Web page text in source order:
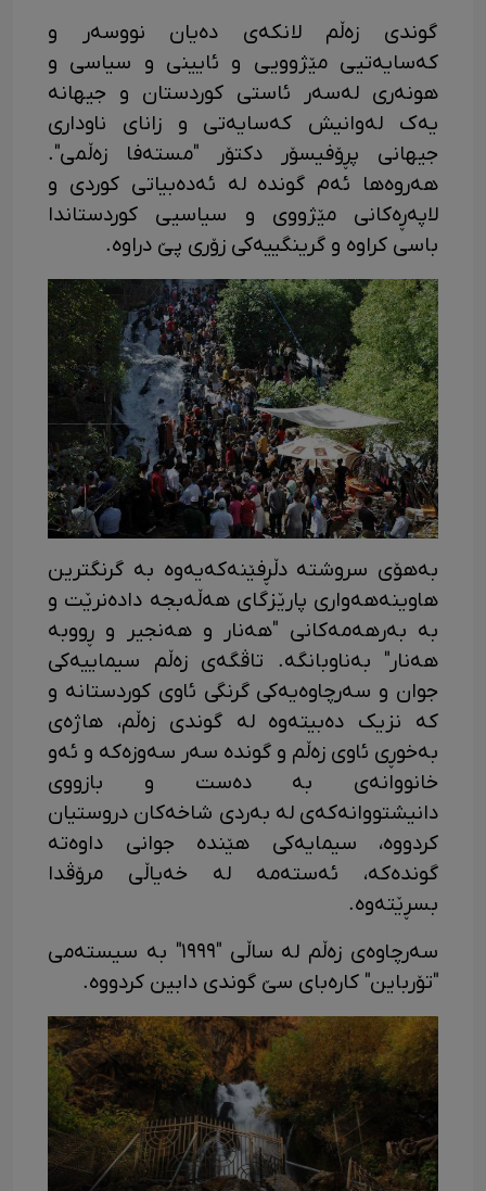
گوندی زەڵم لانکەی دەیان نووسەر و
کەسایەتیی مێژوویی و ئایینی و سیاسی و
هونەری لەسەر ئاستی کوردستان و جیهانە
یەک لەوانیش کەسایەتی و زانای ناوداری
جیهانی پڕۆفیسۆر دکتۆر "مستەفا زەڵمی".
هەروەها ئەم گوندە لە ئەدەبیاتی کوردی و
لاپەڕەکانی مێژووی و سیاسیی کوردستاندا
باسی کراوە و گرینگییەکی زۆری پێ دراوە.
بەهۆی سروشتە دڵڕفێنەکەیەوە بە گرنگترین
هاوینەهەواری پارێزگای هەڵەبجە دادەنرێت و
بە بەرهەمەکانی "هەنار و هەنجیر و ڕووبە
هەنار" بەناوبانگە. تاڤگەی زەڵم سیماییەکی
جوان و سەرچاوەیەکی گرنگی ئاوی کوردستانە و
کە نزیک دەبیتەوە لە گوندی زەڵم، هاژەی
بەخوڕی ئاوی زەڵم و گوندە سەر سەوزەکە و ئەو
خانووانەی بە دەست و بازووی
دانیشتووانەکەی لە بەردی شاخەکان دروستیان
کردووە، سیمایەکی هێندە جوانی داوەتە
گوندەکە، ئەستەمە لە خەیاڵی مرۆڤدا
بسڕێتەوە.
سەرچاوەی زەڵم لە ساڵی "١٩٩٩" بە سیستەمی
"تۆرباین" کارەبای سێ گوندی دابین کردووە.